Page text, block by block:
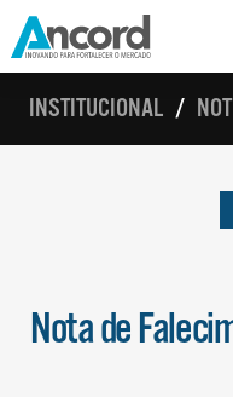
INSTITUCIONAL
Nota de